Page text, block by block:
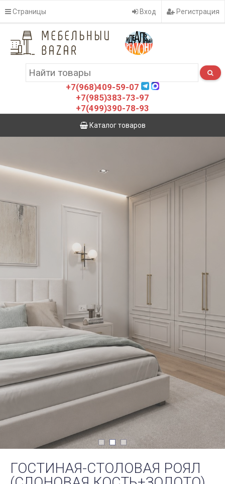
Страницы Вход Регистрация
+7(968)409-59-07
+7(985)383-73-97
+7(499)390-78-93
Каталог товаров
ГОСТИНАЯ-СТОЛОВАЯ РОЯЛ